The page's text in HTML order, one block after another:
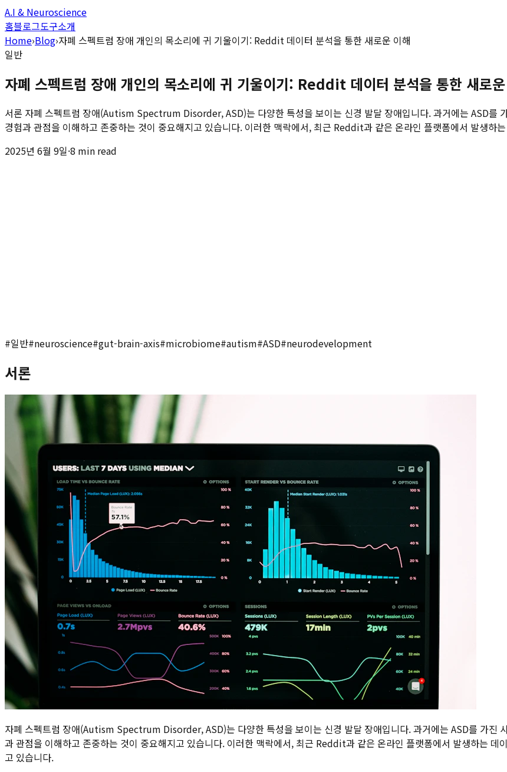
A.I & Neuroscience
홈블로그도구소개
Home›Blog›자폐 스펙트럼 장애 개인의 목소리에 귀 기울이기: Reddit 데이터 분석을 통한 새로운 이해
일반
자폐 스펙트럼 장애 개인의 목소리에 귀 기울이기: Reddit 데이터 분석을 통한 새로
서론 자폐 스펙트럼 장애(Autism Spectrum Disorder, ASD)는 다양한 특성을 보이는 신경 발달 장애입니다. 과거에는 ASD를
경험과 관점을 이해하고 존중하는 것이 중요해지고 있습니다. 이러한 맥락에서, 최근 Reddit과 같은 온라인 플랫폼에서 발생하
2025년 6월 9일·8 min read
#일반#neuroscience#gut-brain-axis#microbiome#autism#ASD#neurodevelopment
서론
자폐 스펙트럼 장애(Autism Spectrum Disorder, ASD)는 다양한 특성을 보이는 신경 발달 장애입니다. 과거에는 ASD를 가진
과 관점을 이해하고 존중하는 것이 중요해지고 있습니다. 이러한 맥락에서, 최근 Reddit과 같은 온라인 플랫폼에서 발생하는 데
고 있습니다.